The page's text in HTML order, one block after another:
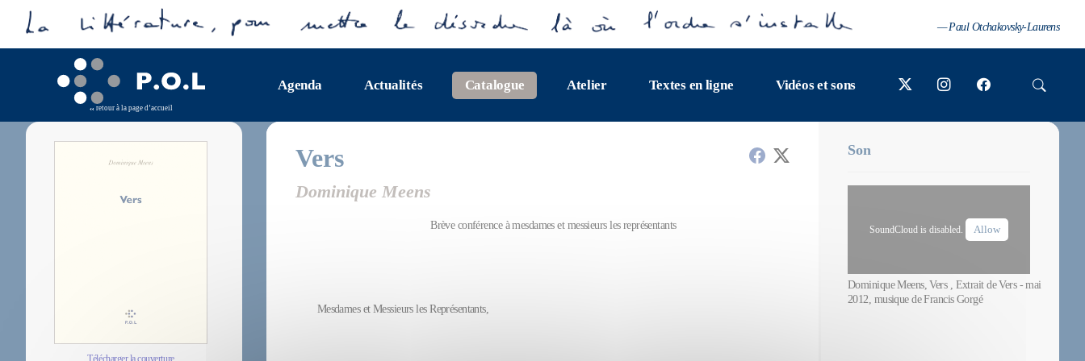
— Paul Otchakovsky-Laurens
retour à la page d’accueil
Agenda Actualités Catalogue Atelier Textes en ligne Vidéos et sons
Télécharger la couverture
Vers
Dominique Meens
Brève conférence à mesdames et messieurs les représentants
Mesdames et Messieurs les Représentants,
Son
SoundCloud is disabled. Allow
Dominique Meens, Vers , Extrait de Vers - mai
2012, musique de Francis Gorgé